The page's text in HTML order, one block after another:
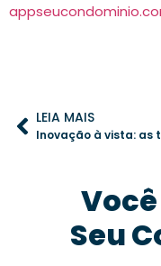
LEIA MAIS
Seu